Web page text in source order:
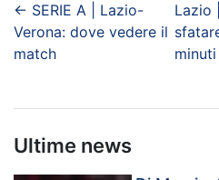
← SERIE A | Lazio-
Verona: dove vedere il
match
Lazio
minuti
Ultime news